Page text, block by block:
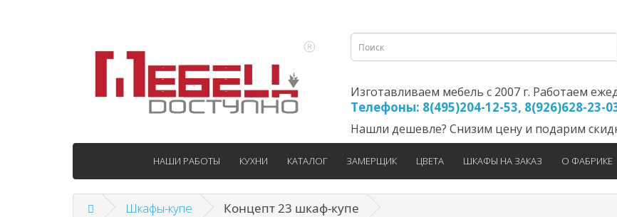
Изготавливаем мебель с 2007 г. Работаем
Телефоны: 8(495)204-12-53, 8(926)628-23-
Нашли дешевле? Снизим цену и подарим
НАШИ РАБОТЫ КУХНИ КАТАЛОГ ЗАМЕРЩИК ЦВЕТА ШКАФЫ НА ЗАКАЗ О ФАБРИКЕ
Шкафы-купе Концепт 23 шкаф-купе